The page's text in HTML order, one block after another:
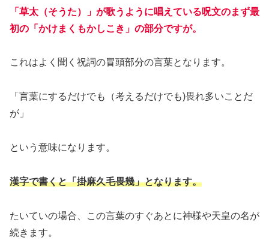
「草太（そうた）」が歌うように唱えている呪文のまず最
初の「かけまくもかしこき」の部分ですが。
これはよく聞く祝詞の冒頭部分の言葉となります。
「言葉にするだけでも（考えるだけでも)畏れ多いことだ
が」
という意味になります。
漢字で書くと「掛麻久毛畏幾」となります。
たいていの場合、この言葉のすぐあとに神様や天皇の名が
続きます。